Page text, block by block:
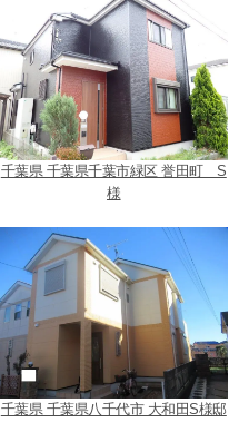
千葉県 千葉県千葉市緑区 誉田町 S
様
千葉県 千葉県八千代市 大和田S様邸